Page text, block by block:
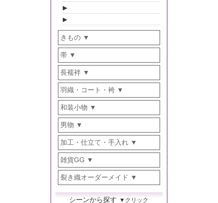
きもの
帯
長襦袢
羽織・コート・袴
和装小物
男物
加工・仕立て・手入れ
雑貨GG
裂き織オーダーメイド
シーンから探す ▼クリック